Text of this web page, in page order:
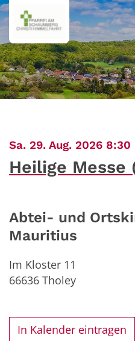
Zum Inhalt springen
Sa. 29. Aug. 2026 8:30
Heilige Messe
Abtei- und
Mauritius
Im Kloster 11
66636 Tholey
In Kalender eintragen